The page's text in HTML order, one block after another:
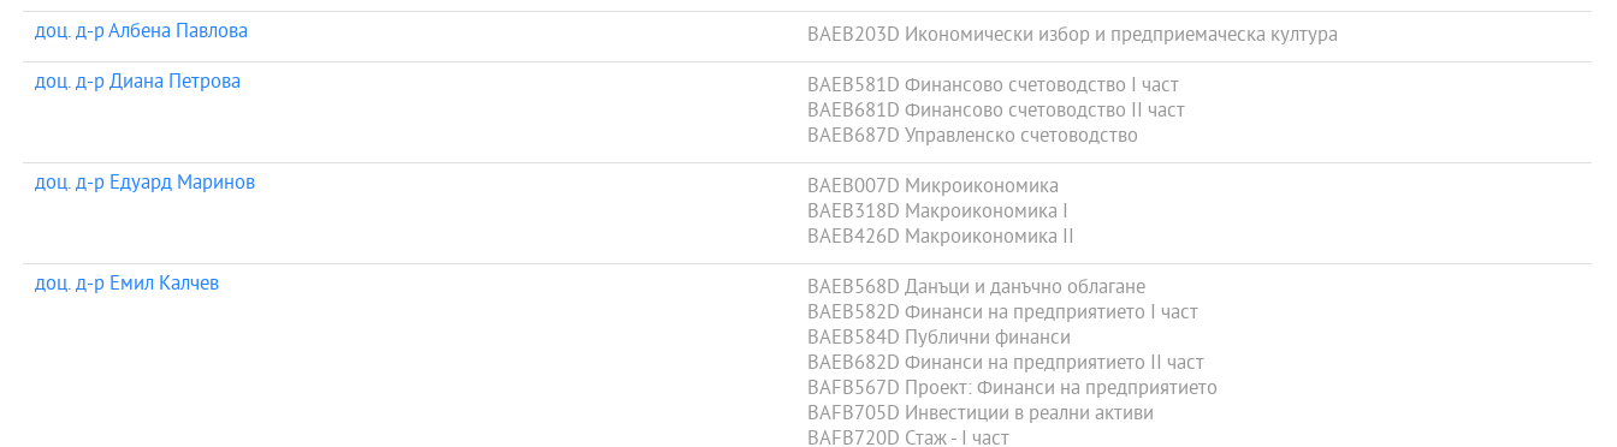
доц. д-р Албена Павлова
BAEB203D Икономически избор и предприемаческа култура
доц. д-р Диана Петрова
BAEB581D Финансово счетоводство І част
BAEB681D Финансово счетоводство ІІ част
BAEB687D Управленско счетоводство
доц. д-р Едуард Маринов
BAEB007D Микроикономика
BAEB318D Макроикономика I
BAEB426D Макроикономика II
доц. д-р Емил Калчев
BAEB568D Данъци и данъчно облагане
BAEB582D Финанси на предприятието І част
BAEB584D Публични финанси
BAEB682D Финанси на предприятието ІІ част
BAFB567D Проект: Финанси на предприятието
BAFB705D Инвестиции в реални активи
BAFB720D Стаж - I част